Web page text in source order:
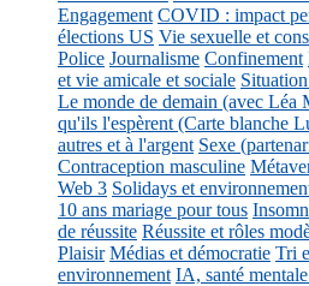
Engagement COVID : impact
élections US Vie sexuelle et
Police Journalisme Confinement
et vie amicale et sociale
Le monde de demain (avec Léa
qu'ils l'espèrent (Carte blanche
autres et à l'argent Sexe
Contraception masculine
Web 3 Solidays et
10 ans mariage pour tous
de réussite Réussite et rôles
Plaisir Médias et démocratie Tri
environnement IA, santé